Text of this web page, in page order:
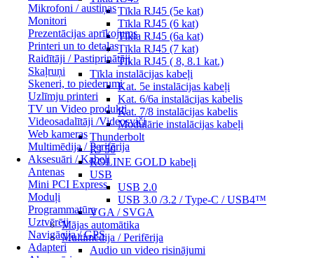
Mikrofoni / austiņas
Monitori
Prezentācijas aprīkojums
Printeri un to detaļas
Raidītāji / Pastiprinātāji
Skaļruņi
Skeneri, to piederumi
Uzlīmju printeri
TV un Video produkti
Videosadalītāji /Videosviči
Web kameras
Multimēdija / Perifērija
Aksesuāri / Kabeļi
Antenas
Mini PCI Express
Moduļi
Programmatūra
Uztvērēji
Navigācija / GPS
Adapteri
Tīkla RJ45 (5e kat)
Tīkla RJ45 (6 kat)
Tīkla RJ45 (6a kat)
Tīkla RJ45 (7 kat)
Tīkla RJ45 ( 8, 8.1 kat.)
Tīkla instalācijas kabeļi
Kat. 5e instalācijas kabeļi
Kat. 6/6a instalācijas kabelis
Kat. 7/8 instalācijas kabelis
Modulārie instalācijas kabeļi
Thunderbolt
RJ 50
ROLINE GOLD kabeļi
USB
USB 2.0
USB 3.0 /3.2 / Type-C / USB4™
VGA / SVGA
Mājas automātika
Multimēdija / Perifērija
Audio un video risinājumi